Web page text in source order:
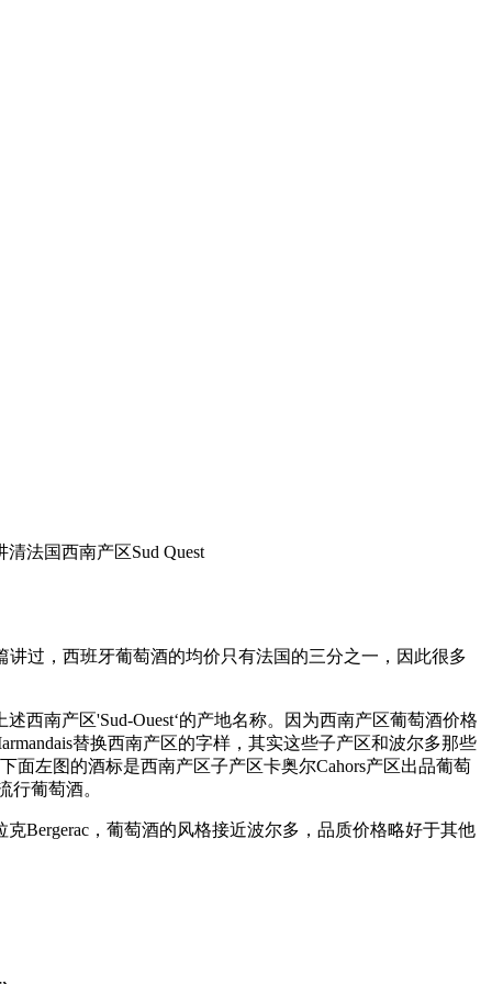
法国西南产区Sud Quest
过，西班牙葡萄酒的均价只有法国的三分之一，因此很多
南产区'Sud-Ouest‘的产地名称。因为西南产区葡萄酒价格
替换西南产区的字样，其实这些子产区和波尔多那些
左图的酒标是西南产区子产区卡奥尔Cahors产区出品葡萄
葡萄酒。
Bergerac，葡萄酒的风格接近波尔多，品质价格略好于其他